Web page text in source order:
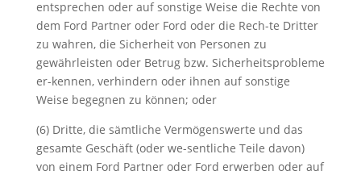
entsprechen oder auf sonstige Weise die Rechte von
dem Ford Partner oder Ford oder die Rech-te Dritter
zu wahren, die Sicherheit von Personen zu
gewährleisten oder Betrug bzw. Sicherheitsprobleme
er-kennen, verhindern oder ihnen auf sonstige
Weise begegnen zu können; oder
(6) Dritte, die sämtliche Vermögenswerte und das
gesamte Geschäft (oder we-sentliche Teile davon)
von einem Ford Partner oder Ford erwerben oder auf